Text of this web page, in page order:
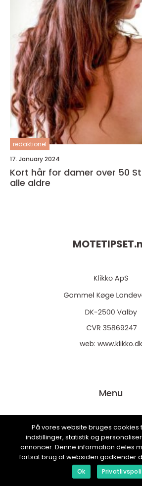
redaktionel
17. January 2024
Kort hår for damer over 50 Stil og eleganse i
alle aldre
MOTETIPSET.
web: www.klikko.dk
Menu
Reklame
Om oss
Cookies
Kontakt Oss
På vores website bruges cookies
indstillinger, statistik og
annoncer. Denne information deles
fortsat brug af websiden godkender
Ok